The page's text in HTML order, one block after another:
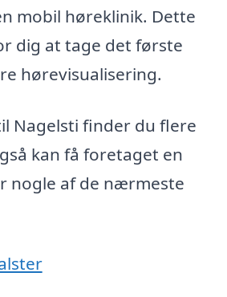
mobil høreklinik. Dette
dig at tage det første
hørevisualisering.
Nagelsti finder du flere
kan få foretaget en
nogle af de nærmeste